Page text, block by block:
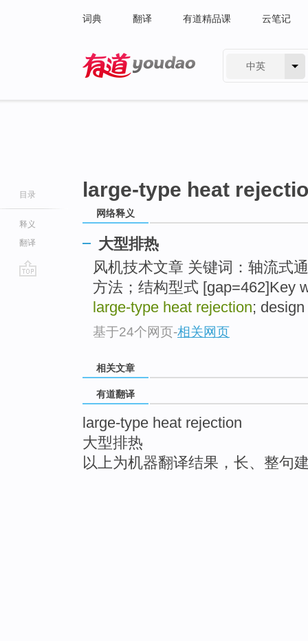
词典 翻译 有道精品课 云笔记
中英
目录
释义
翻译
large-type heat
网络释义
大型排热
风机技术文章 关键词：轴流式
方法；结构型式 [gap=462]Key
large-type heat rejection;
基于24个网页-相关网页
相关文章
有道翻译
large-type heat rejection
大型排热
以上为机器翻译结果，长、整句